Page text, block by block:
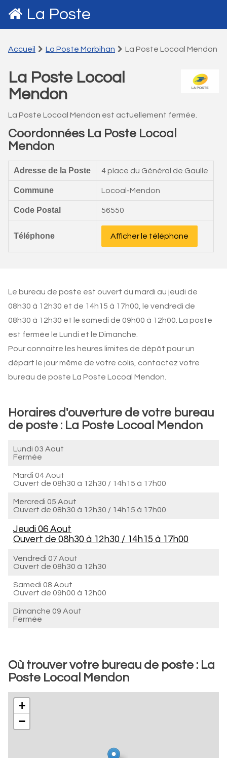
La Poste
Accueil La Poste Morbihan La Poste Locoal Mendon
La Poste Locoal
Mendon
La Poste Locoal Mendon est actuellement fermée.
Coordonnées La Poste Locoal
Mendon
Adresse de la Poste 4 place du Général de Gaulle
Commune Locoal-Mendon
Code Postal 56550
Téléphone Afficher le téléphone
Le bureau de poste est ouvert du mardi au jeudi de
08h30 à 12h30 et de 14h15 à 17h00, le vendredi de
08h30 à 12h30 et le samedi de 09h00 à 12h00. La poste
est fermée le Lundi et le Dimanche.
Pour connaitre les heures limites de dépôt pour un
départ le jour même de votre colis, contactez votre
bureau de poste La Poste Locoal Mendon.
Horaires d'ouverture de votre bureau
de poste : La Poste Locoal Mendon
Lundi 03 Aout
Fermée
Mardi 04 Aout
Ouvert de 08h30 à 12h30 / 14h15 à 17h00
Mercredi 05 Aout
Ouvert de 08h30 à 12h30 / 14h15 à 17h00
Jeudi 06 Aout
Ouvert de 08h30 à 12h30 / 14h15 à 17h00
Vendredi 07 Aout
Ouvert de 08h30 à 12h30
Samedi 08 Aout
Ouvert de 09h00 à 12h00
Dimanche 09 Aout
Fermée
Où trouver votre bureau de poste : La
Poste Locoal Mendon
+
−